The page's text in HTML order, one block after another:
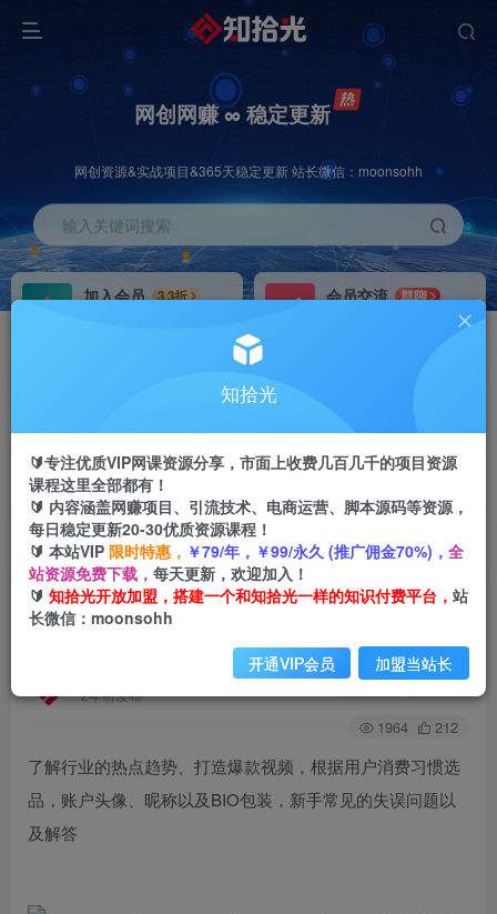
网创网赚 ∞ 稳定更新
网创资源&实战项目&365天稳定更新 站长微信：moonsohh
输入关键词搜索
加入会员
3.3折
会员交流
群聊
首页 创业课程 会员免费 正文
TikTok爆品选品逻辑及运营思路：解决网络环境
快速入门TikTok
2年前发布
关注 私信
1964 212
了解行业的热点趋势、打造爆款视频，根据用户消费习惯选
品，账户头像、昵称以及BIO包装，新手常见的失误问题以
及解答
知拾光
🔰专注优质VIP网课资源分享，市面上收费几百几千的项目资源
课程这里全部都有！
🔰 内容涵盖网赚项目、引流技术、电商运营、脚本源码等资源，
每日稳定更新20-30优质资源课程！
🔰 本站VIP 限时特惠， ￥79/年，￥99/永久 (推广佣金70%)， 全
站资源免费下载， 每天更新，欢迎加入！
🔰 知拾光开放加盟，搭建一个和知拾光一样的知识付费平台， 站
长微信：moonsohh
开通VIP会员 加盟当站长